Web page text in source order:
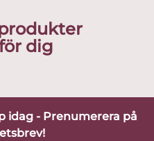
dig
idag - Prenumerera på